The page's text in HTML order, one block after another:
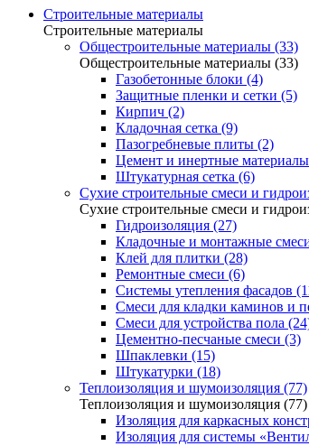
Строительные материалы
Строительные материалы
Общестроительные материалы (33)
Общестроительные материалы (33)
Газобетонные блоки (4)
Защитные пленки и сетки (5)
Кирпич (2)
Кладочная сетка (9)
Пазогребневые плиты (2)
Цемент и инертные
Штукатурная сетка (6)
Сухие строительные смеси и
Сухие строительные смеси и
Гидроизоляция (27)
Кладочные и монтажные
Клей для плитки (28)
Ремонтные смеси (6)
Системы утепления фасадов
Смеси для кладки каминов и
Смеси для устройства пола
Цементно-песчаные смеси (3)
Шпаклевки (15)
Штукатурки (18)
Теплоизоляция и шумоизоляция (77)
Теплоизоляция и шумоизоляция (77)
Изоляция для каркасных
Изоляция для системы